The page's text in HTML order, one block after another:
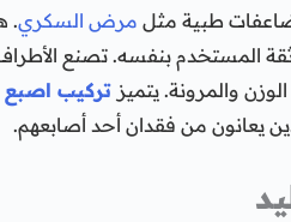
طبية مثل مرض السكري.
المستخدم بنفسه. تصنع
والمرونة. يتميز تركيب
يعانون من فقدان أحد أصابعهم.